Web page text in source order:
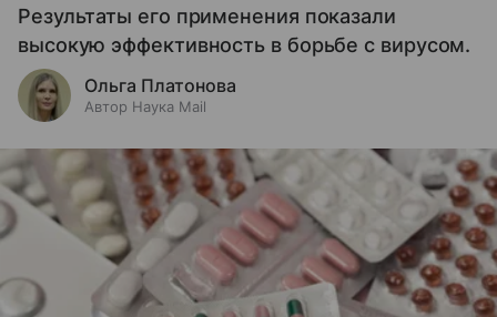
Результаты его применения показали
высокую эффективность в борьбе с вирусом.
Ольга Платонова
Автор Наука Mail